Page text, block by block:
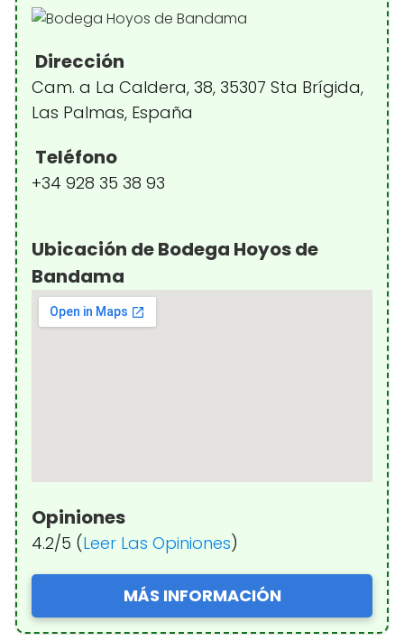
Dirección
Cam. a La Caldera, 38, 35307 Sta Brígida,
Las Palmas, España
Teléfono
+34 928 35 38 93
Ubicación de Bodega Hoyos de
Bandama
Opiniones
4.2/5 (Leer Las Opiniones)
MÁS INFORMACIÓN